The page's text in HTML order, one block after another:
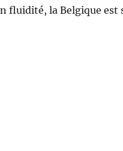
fluidité, la Belgique est